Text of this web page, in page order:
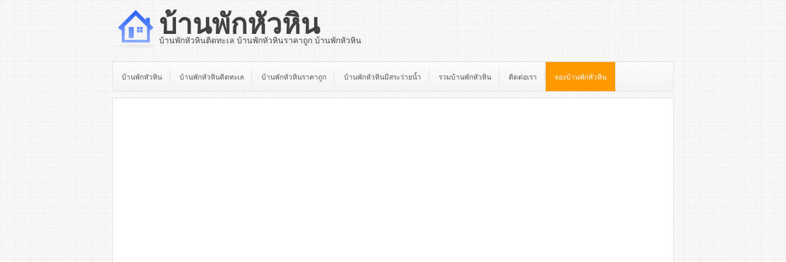
บ้านพักหัวหิน
บ้านพักหัวหินติดทะเล บ้านพักหัวหินราคาถูก บ้านพักหัวหิน
บ้านพักหัวหิน บ้านพักหัวหินติดทะเล บ้านพักหัวหินราคาถูก บ้านพักหัวหินมีสระว่ายน้ำ รวมบ้านพักหัวหิน ติดต่อเรา จองบ้านพักหัวหิน